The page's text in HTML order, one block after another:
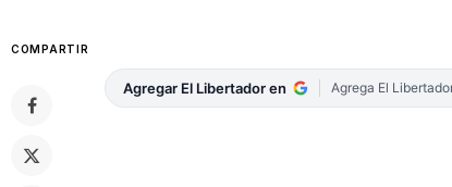
COMPARTIR
Agregar El Libertador en Agrega El